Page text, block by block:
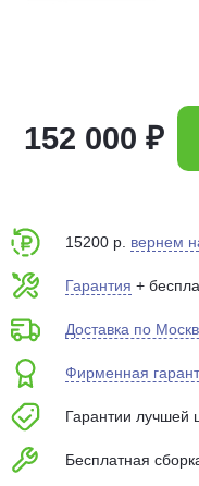
152 000 ₽
15200 р. вернем
Гарантия +
Доставка по
Фирменная
Гарантии лучшей
Бесплатная
выбранный
Подробнее